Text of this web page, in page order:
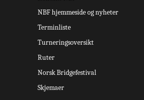
NBF hjemmeside og nyheter
Terminliste
Turneringsoversikt
Ruter
Norsk Bridgefestival
Skjemaer